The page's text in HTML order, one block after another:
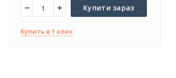
Купити зараз
Купить в 1 клик